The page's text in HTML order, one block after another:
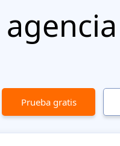
Prueba gratis